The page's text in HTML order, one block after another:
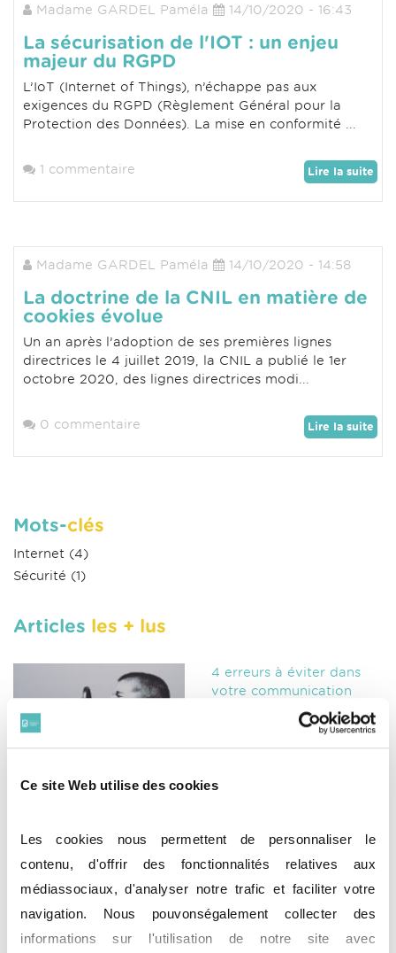
Ce site Web utilise des cookies
Les cookies nous permettent de personnaliser le
contenu, d'offrir des fonctionnalités relatives aux
médiassociaux, d'analyser notre trafic et faciliter votre
navigation. Nous pouvonségalement collecter des
informations sur l'utilisation de notre site avec
Madame GARDEL Paméla 14/10/2020 - 16:43
La sécurisation de l'IOT : un enjeu
majeur du RGPD
L’IoT (Internet of Things), n’échappe pas aux
exigences du RGPD (Règlement Général pour la
Protection des Données). La mise en conformité ...
1 commentaire Lire la suite
Madame GARDEL Paméla 14/10/2020 - 14:58
La doctrine de la CNIL en matière de
cookies évolue
Un an après l’adoption de ses premières lignes
directrices le 4 juillet 2019, la CNIL a publié le 1er
octobre 2020, des lignes directrices modi...
0 commentaire Lire la suite
Mots-clés
Internet (4)
Sécurité (1)
Articles les + lus
4 erreurs à éviter dans
votre communication
compétition d’images
numériques aux
controverses juridiques
13/04/2022